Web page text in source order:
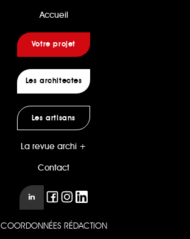
Accueil
Votre projet
Les architectes
Les artisans
La revue archi +
Contact
COORDONNÉES RÉDACTION